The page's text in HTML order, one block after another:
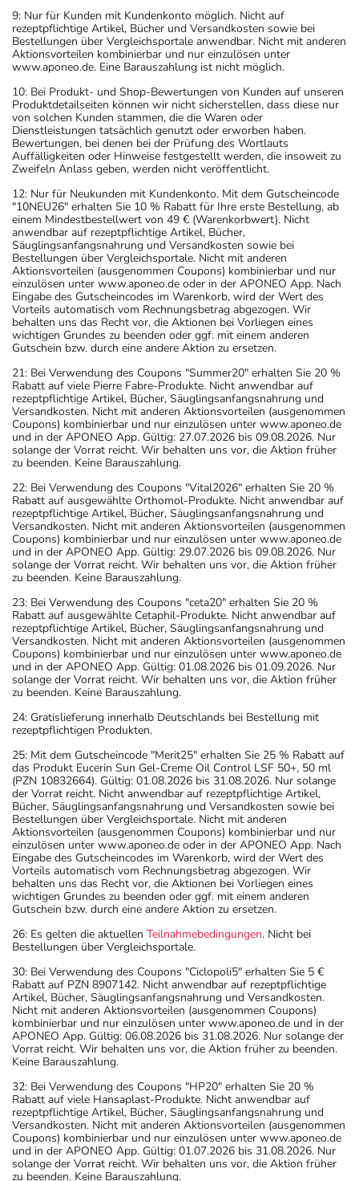
9: Nur für Kunden mit Kundenkonto möglich. Nicht auf
rezeptpflichtige Artikel, Bücher und Versandkosten sowie bei
Bestellungen über Vergleichsportale anwendbar. Nicht mit anderen
Aktionsvorteilen kombinierbar und nur einzulösen unter
www.aponeo.de. Eine Barauszahlung ist nicht möglich.
10: Bei Produkt- und Shop-Bewertungen von Kunden auf unseren
Produktdetailseiten können wir nicht sicherstellen, dass diese nur
von solchen Kunden stammen, die die Waren oder
Dienstleistungen tatsächlich genutzt oder erworben haben.
Bewertungen, bei denen bei der Prüfung des Wortlauts
Auffälligkeiten oder Hinweise festgestellt werden, die insoweit zu
Zweifeln Anlass geben, werden nicht veröffentlicht.
12: Nur für Neukunden mit Kundenkonto. Mit dem Gutscheincode
"10NEU26" erhalten Sie 10 % Rabatt für Ihre erste Bestellung, ab
einem Mindestbestellwert von 49 € (Warenkorbwert). Nicht
anwendbar auf rezeptpflichtige Artikel, Bücher,
Säuglingsanfangsnahrung und Versandkosten sowie bei
Bestellungen über Vergleichsportale. Nicht mit anderen
Aktionsvorteilen (ausgenommen Coupons) kombinierbar und nur
einzulösen unter www.aponeo.de oder in der APONEO App. Nach
Eingabe des Gutscheincodes im Warenkorb, wird der Wert des
Vorteils automatisch vom Rechnungsbetrag abgezogen. Wir
behalten uns das Recht vor, die Aktionen bei Vorliegen eines
wichtigen Grundes zu beenden oder ggf. mit einem anderen
Gutschein bzw. durch eine andere Aktion zu ersetzen.
21: Bei Verwendung des Coupons "Summer20" erhalten Sie 20 %
Rabatt auf viele Pierre Fabre-Produkte. Nicht anwendbar auf
rezeptpflichtige Artikel, Bücher, Säuglingsanfangsnahrung und
Versandkosten. Nicht mit anderen Aktionsvorteilen (ausgenommen
Coupons) kombinierbar und nur einzulösen unter www.aponeo.de
und in der APONEO App. Gültig: 27.07.2026 bis 09.08.2026. Nur
solange der Vorrat reicht. Wir behalten uns vor, die Aktion früher
zu beenden. Keine Barauszahlung.
22: Bei Verwendung des Coupons "Vital2026" erhalten Sie 20 %
Rabatt auf ausgewählte Orthomol-Produkte. Nicht anwendbar auf
rezeptpflichtige Artikel, Bücher, Säuglingsanfangsnahrung und
Versandkosten. Nicht mit anderen Aktionsvorteilen (ausgenommen
Coupons) kombinierbar und nur einzulösen unter www.aponeo.de
und in der APONEO App. Gültig: 29.07.2026 bis 09.08.2026. Nur
solange der Vorrat reicht. Wir behalten uns vor, die Aktion früher
zu beenden. Keine Barauszahlung.
23: Bei Verwendung des Coupons "ceta20" erhalten Sie 20 %
Rabatt auf ausgewählte Cetaphil-Produkte. Nicht anwendbar auf
rezeptpflichtige Artikel, Bücher, Säuglingsanfangsnahrung und
Versandkosten. Nicht mit anderen Aktionsvorteilen (ausgenommen
Coupons) kombinierbar und nur einzulösen unter www.aponeo.de
und in der APONEO App. Gültig: 01.08.2026 bis 01.09.2026. Nur
solange der Vorrat reicht. Wir behalten uns vor, die Aktion früher
zu beenden. Keine Barauszahlung.
24: Gratislieferung innerhalb Deutschlands bei Bestellung mit
rezeptpflichtigen Produkten.
25: Mit dem Gutscheincode "Merit25" erhalten Sie 25 % Rabatt auf
das Produkt Eucerin Sun Gel-Creme Oil Control LSF 50+, 50 ml
(PZN 10832664). Gültig: 01.08.2026 bis 31.08.2026. Nur solange
der Vorrat reicht. Nicht anwendbar auf rezeptpflichtige Artikel,
Bücher, Säuglingsanfangsnahrung und Versandkosten sowie bei
Bestellungen über Vergleichsportale. Nicht mit anderen
Aktionsvorteilen (ausgenommen Coupons) kombinierbar und nur
einzulösen unter www.aponeo.de oder in der APONEO App. Nach
Eingabe des Gutscheincodes im Warenkorb, wird der Wert des
Vorteils automatisch vom Rechnungsbetrag abgezogen. Wir
behalten uns das Recht vor, die Aktionen bei Vorliegen eines
wichtigen Grundes zu beenden oder ggf. mit einem anderen
Gutschein bzw. durch eine andere Aktion zu ersetzen.
26: Es gelten die aktuellen Teilnahmebedingungen. Nicht bei
Bestellungen über Vergleichsportale.
30: Bei Verwendung des Coupons "Ciclopoli5" erhalten Sie 5 €
Rabatt auf PZN 8907142. Nicht anwendbar auf rezeptpflichtige
Artikel, Bücher, Säuglingsanfangsnahrung und Versandkosten.
Nicht mit anderen Aktionsvorteilen (ausgenommen Coupons)
kombinierbar und nur einzulösen unter www.aponeo.de und in der
APONEO App. Gültig: 06.08.2026 bis 31.08.2026. Nur solange der
Vorrat reicht. Wir behalten uns vor, die Aktion früher zu beenden.
Keine Barauszahlung.
32: Bei Verwendung des Coupons "HP20" erhalten Sie 20 %
Rabatt auf viele Hansaplast-Produkte. Nicht anwendbar auf
rezeptpflichtige Artikel, Bücher, Säuglingsanfangsnahrung und
Versandkosten. Nicht mit anderen Aktionsvorteilen (ausgenommen
Coupons) kombinierbar und nur einzulösen unter www.aponeo.de
und in der APONEO App. Gültig: 01.07.2026 bis 31.08.2026. Nur
solange der Vorrat reicht. Wir behalten uns vor, die Aktion früher
zu beenden. Keine Barauszahlung.